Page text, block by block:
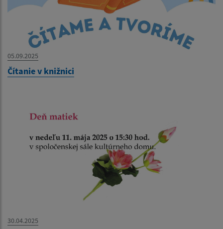
05.09.2025
Čítanie v knižnici
30.04.2025